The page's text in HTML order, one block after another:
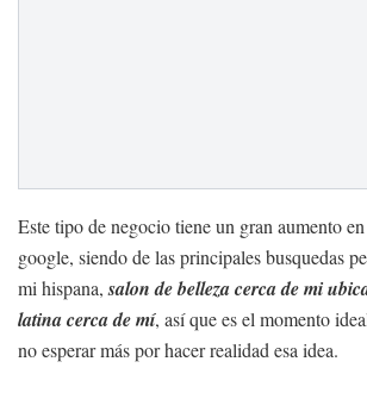
Este tipo de negocio tiene un gran aumento
google, siendo de las principales busquedas
mi hispana,salon de belleza cerca de mi
latina cerca de mí, así que es el momento
no esperar más por hacer realidad esa idea.